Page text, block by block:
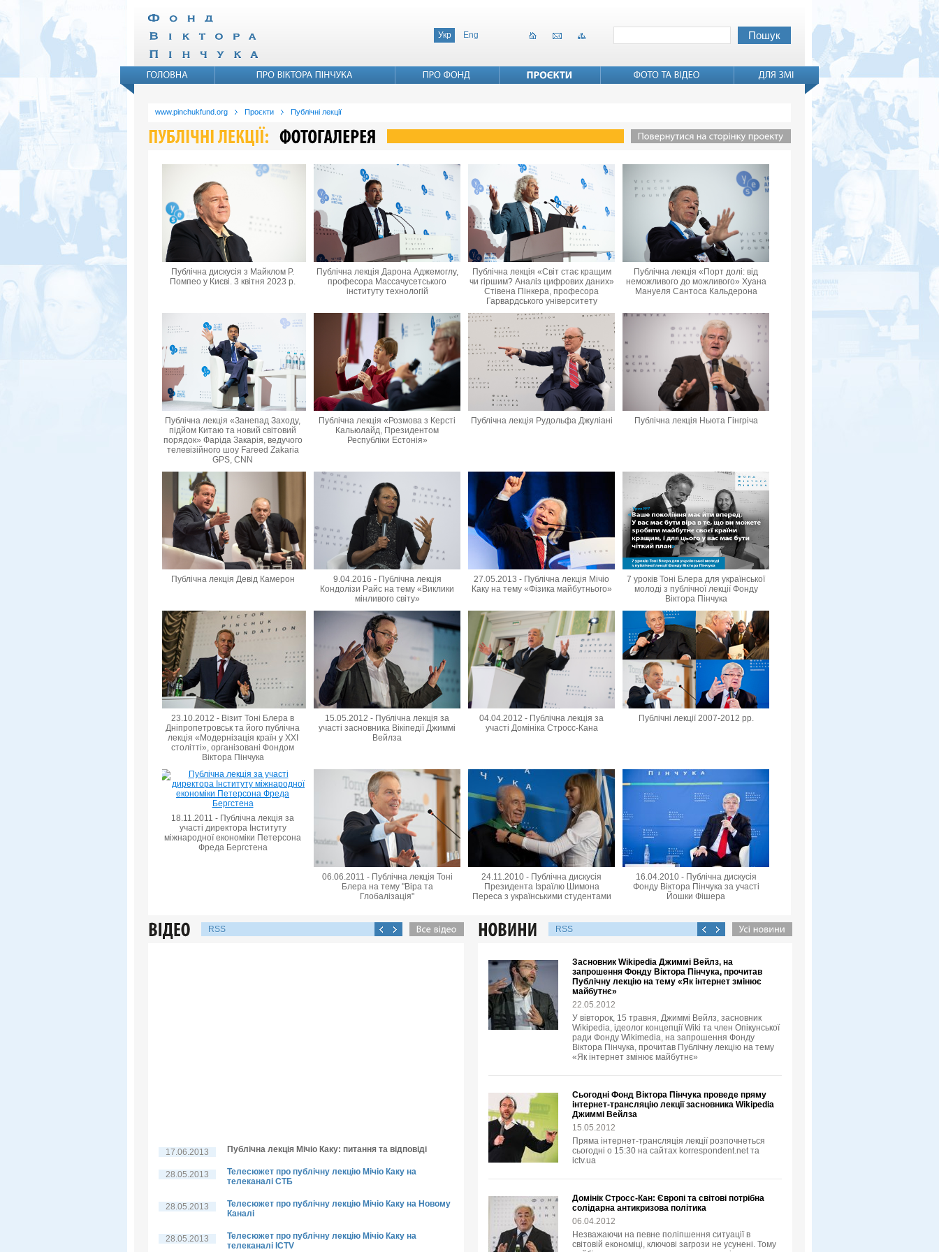
Укр Eng
www.pinchukfund.org Проєкти Публічні лекції
Публічна дискусія з Майклом Р.
Помпео у Києві. 3 квітня 2023 р.
Публічна лекція Дарона Аджемоглу,
професора Массачусетського
інституту технологій
Публічна лекція «Світ стає кращим
чи гіршим? Аналіз цифрових даних»
Стівена Пінкера, професора
Гарвардського університету
Публічна лекція «Порт долі: від
неможливого до можливого» Хуана
Мануеля Сантоса Кальдерона
Публічна лекція «Занепад Заходу,
підйом Китаю та новий світовий
порядок» Фаріда Закарія, ведучого
телевізійного шоу Fareed Zakaria
GPS, CNN
Публічна лекція «Розмова з Керсті
Кальюлайд, Президентом
Республіки Естонія»
Публічна лекція Рудольфа Джуліані Публічна лекція Ньюта Гінгріча
Публічна лекція Девід Камерон
9.04.2016 - Публічна лекція
Кондолізи Райс на тему «Виклики
мінливого світу»
27.05.2013 - Публічна лекція Мічіо
Каку на тему «Фізика майбутнього»
7 уроків Тоні Блера для української
молоді з публічної лекції Фонду
Віктора Пінчука
23.10.2012 - Візит Тоні Блера в
Дніпропетровськ та його публічна
лекція «Модернізація країн у XXI
столітті», організовані Фондом
Віктора Пінчука
15.05.2012 - Публічна лекція за
участі засновника Вікіпедії Джиммі
Вейлза
04.04.2012 - Публічна лекція за
участі Домініка Стросс-Кана
Публічні лекції 2007-2012 рр.
18.11.2011 - Публічна лекція за
участі директора Інституту
міжнародної економіки Петерсона
Фреда Бергстена
06.06.2011 - Публічна лекція Тоні
Блера на тему "Віра та
Глобалізація"
24.11.2010 - Публічна дискусія
Президента Ізраїлю Шимона
Переса з українськими студентами
16.04.2010 - Публічна дискусія
Фонду Віктора Пінчука за участі
Йошки Фішера
RSS
17.06.2013 Публічна лекція Мічіо Каку: питання та відповіді
28.05.2013
Телесюжет про публічну лекцію Мічіо Каку на
телеканалі СТБ
28.05.2013
Телесюжет про публічну лекцію Мічіо Каку на Новому
Каналі
28.05.2013
Телесюжет про публічну лекцію Мічіо Каку на
телеканалі ICTV
RSS
Засновник Wikipedia Джиммі Вейлз, на
запрошення Фонду Віктора Пінчука, прочитав
Публічну лекцію на тему «Як інтернет змінює
майбутнє»
22.05.2012
У вівторок, 15 травня, Джиммі Вейлз, засновник
Wikipedia, ідеолог концепції Wiki та член Опікунської
ради Фонду Wikimedia, на запрошення Фонду
Віктора Пінчука, прочитав Публічну лекцію на тему
«Як інтернет змінює майбутнє»
Сьогодні Фонд Віктора Пінчука проведе пряму
інтернет-трансляцію лекції засновника Wikipedia
Джиммі Вейлза
15.05.2012
Пряма інтернет-трансляція лекції розпочнеться
сьогодні о 15:30 на сайтах korrespondent.net та
ictv.ua
Домінік Стросс-Кан: Європі та світові потрібна
солідарна антикризова політика
06.04.2012
Незважаючи на певне поліпшення ситуації в
світовій економіці, ключові загрози не усунені. Тому